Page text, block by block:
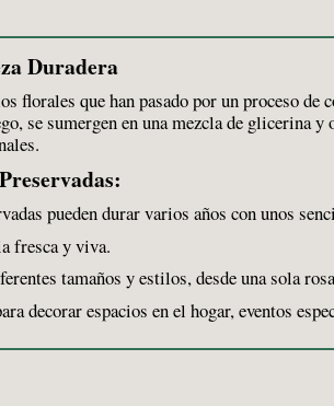
69,95 €.64,95 €.
Duradera
florales que han pasado por un proceso
se sumergen en una mezcla de glicerina
pueden durar varios años con unos
fresca y viva.
tamaños y estilos, desde una sola
decorar espacios en el hogar, eventos